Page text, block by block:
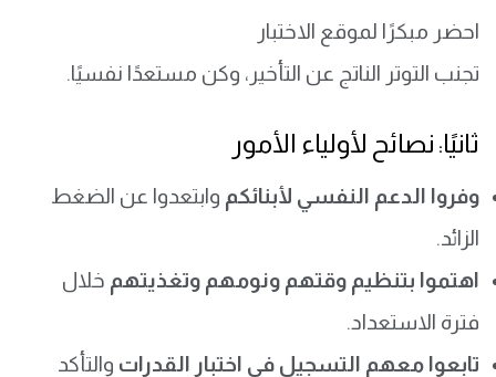
احضر مبكرًا لموقع الاختبار
تجنب التوتر الناتج عن التأخير، وكن مستعدًا نفسيًا.
ثانيًا: نصائح لأولياء الأمور
وفروا الدعم النفسي لأبنائكم وابتعدوا عن الضغط
الزائد.
اهتموا بتنظيم وقتهم ونومهم وتغذيتهم خلال
فترة الاستعداد.
تابعوا معهم التسجيل في اختبار القدرات والتأكد